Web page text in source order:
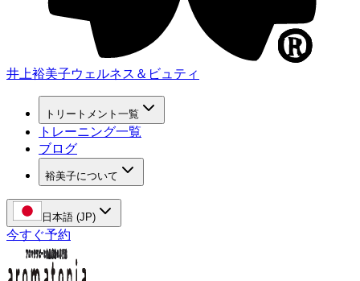
井上裕美子ウェルネス＆ビュティ
トリートメント一覧
トレーニング一覧
ブログ
裕美子について
日本語 (JP)
今すぐ予約